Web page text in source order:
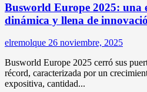
Busworld Europe 2025: una
dinámica y llena de
elremolque 26 noviembre, 2025
Busworld Europe 2025 cerró sus
récord, caracterizada por un
expositiva, cantidad...